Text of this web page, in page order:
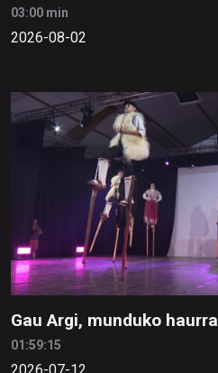
03:00 min
2026-08-02
Gau Argi, munduko
01:59:15